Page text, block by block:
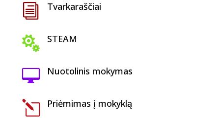
i Tvarkaraščiai
 STEAM
 Nuotolinis mokymas
l Priėmimas į mokyklą